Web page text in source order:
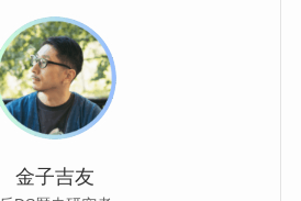
金子吉友